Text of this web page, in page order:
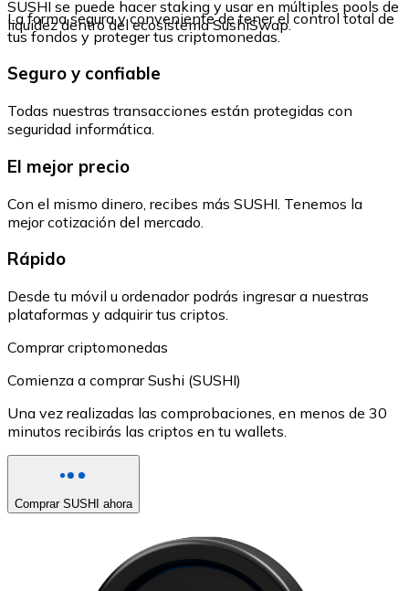
SUSHI se puede hacer staking y usar en múltiples pools de
liquidez dentro del ecosistema SushiSwap.
La forma segura y conveniente de tener el control total de
tus fondos y proteger tus criptomonedas.
Seguro y confiable
Todas nuestras transacciones están protegidas con
seguridad informática.
El mejor precio
Con el mismo dinero, recibes más SUSHI. Tenemos la
mejor cotización del mercado.
Rápido
Desde tu móvil u ordenador podrás ingresar a nuestras
plataformas y adquirir tus criptos.
Comprar criptomonedas
Comienza a comprar Sushi (SUSHI)
Una vez realizadas las comprobaciones, en menos de 30
minutos recibirás las criptos en tu wallets.
Comprar SUSHI ahora